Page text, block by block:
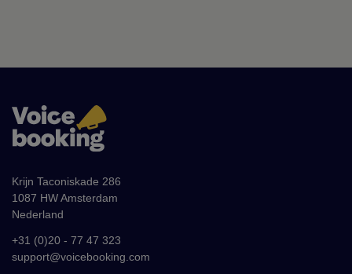
Krijn Taconiskade 286
1087 HW Amsterdam
Nederland
+31 (0)20 - 77 47 323
support@voicebooking.com